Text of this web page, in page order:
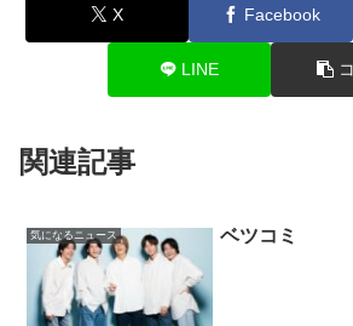
X Facebook
LINE
関連記事
気になるニュース ベツコミ